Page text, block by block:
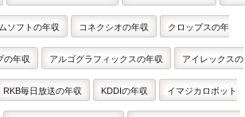
ソフトの年収 コネクシオの年収 クロップスの年
の年収 アルゴグラフィックスの年収 アイレックスの
RKB毎日放送の年収 KDDIの年収 イマジカロボット